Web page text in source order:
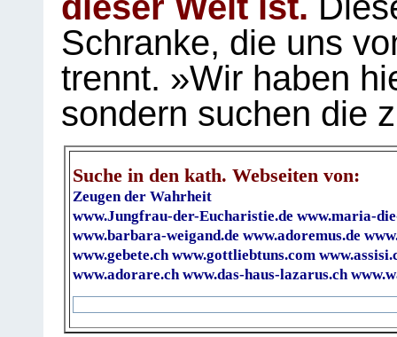
Schranke, die uns
trennt. »Wir haben
sondern suchen die
Suche in den kath. Webseiten von:
Zeugen der Wahrheit
www.Jungfrau-der-Eucharistie.de www.maria-
www.barbara-weigand.de www.adoremus.de
www.gebete.ch www.gottliebtuns.com
www.adorare.ch www.das-haus-lazarus.ch